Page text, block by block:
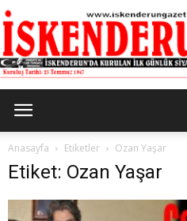
Anasayfa Etiketler Ozan Yaşar
Etiket: Ozan Yaşar